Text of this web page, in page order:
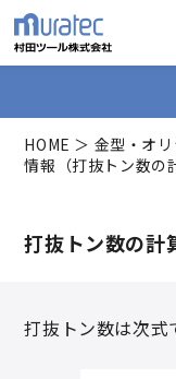
HOME ＞ 金型・オ
情報（打抜トン数の
打抜トン数の計
打抜トン数は次式